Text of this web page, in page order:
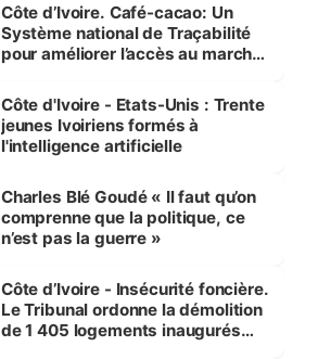
Côte d’Ivoire. Café-cacao: Un
Système national de Traçabilité
pour améliorer l’accès au marché
Côte d'Ivoire - Etats-Unis : Trente
jeunes Ivoiriens formés à
l'intelligence artificielle
Charles Blé Goudé « Il faut qu’on
comprenne que la politique, ce
n’est pas la guerre »
Côte d’Ivoire - Insécurité foncière.
Le Tribunal ordonne la démolition
de 1 405 logements inaugurés